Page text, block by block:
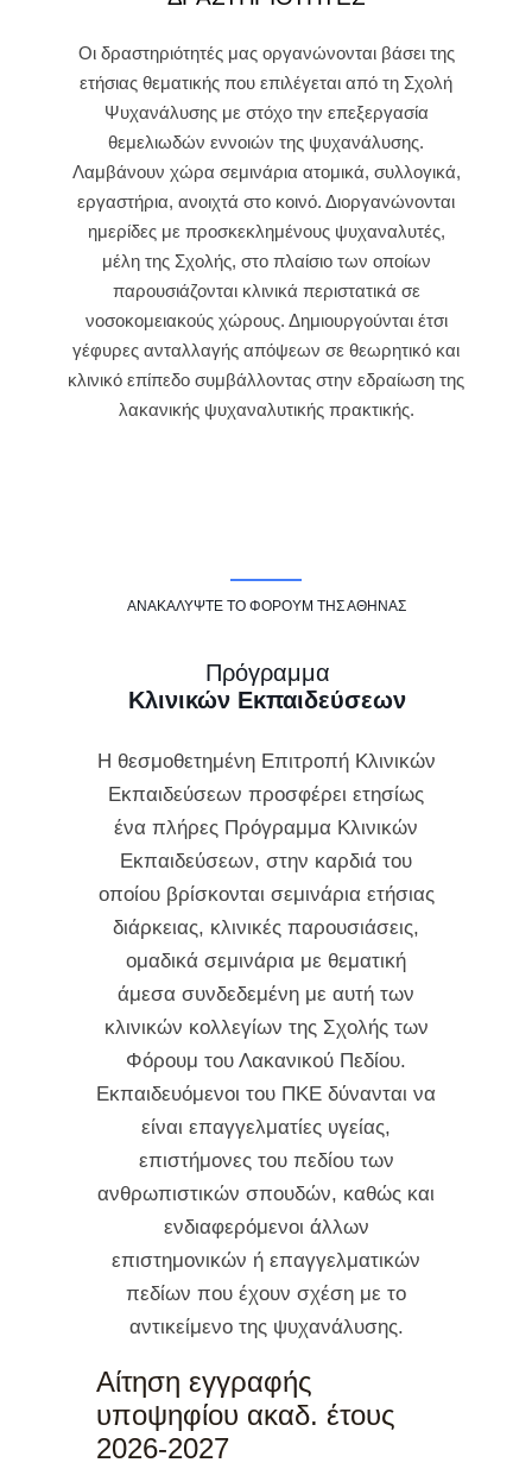
Οι δραστηριότητές μας οργανώνονται βάσει της
ετήσιας θεματικής που επιλέγεται από τη Σχολή
Ψυχανάλυσης με στόχο την επεξεργασία
θεμελιωδών εννοιών της ψυχανάλυσης.
Λαμβάνουν χώρα σεμινάρια ατομικά, συλλογικά,
εργαστήρια, ανοιχτά στο κοινό. Διοργανώνονται
ημερίδες με προσκεκλημένους ψυχαναλυτές,
μέλη της Σχολής, στο πλαίσιο των οποίων
παρουσιάζονται κλινικά περιστατικά σε
νοσοκομειακούς χώρους. Δημιουργούνται έτσι
γέφυρες ανταλλαγής απόψεων σε θεωρητικό και
κλινικό επίπεδο συμβάλλοντας στην εδραίωση της
λακανικής ψυχαναλυτικής πρακτικής.
ΑΝΑΚΑΛΥΨΤΕ ΤΟ ΦΟΡΟΥΜ ΤΗΣ ΑΘΗΝΑΣ
Πρόγραμμα
Κλινικών Εκπαιδεύσεων
Η θεσμοθετημένη Επιτροπή Κλινικών
Εκπαιδεύσεων προσφέρει ετησίως
ένα πλήρες Πρόγραμμα Κλινικών
Εκπαιδεύσεων, στην καρδιά του
οποίου βρίσκονται σεμινάρια ετήσιας
διάρκειας, κλινικές παρουσιάσεις,
ομαδικά σεμινάρια με θεματική
άμεσα συνδεδεμένη με αυτή των
κλινικών κολλεγίων της Σχολής των
Φόρουμ του Λακανικού Πεδίου.
Εκπαιδευόμενοι του ΠΚΕ δύνανται να
είναι επαγγελματίες υγείας,
επιστήμονες του πεδίου των
ανθρωπιστικών σπουδών, καθώς και
ενδιαφερόμενοι άλλων
επιστημονικών ή επαγγελματικών
πεδίων που έχουν σχέση με το
αντικείμενο της ψυχανάλυσης.
Αίτηση εγγραφής
υποψηφίου ακαδ. έτους
2026-2027